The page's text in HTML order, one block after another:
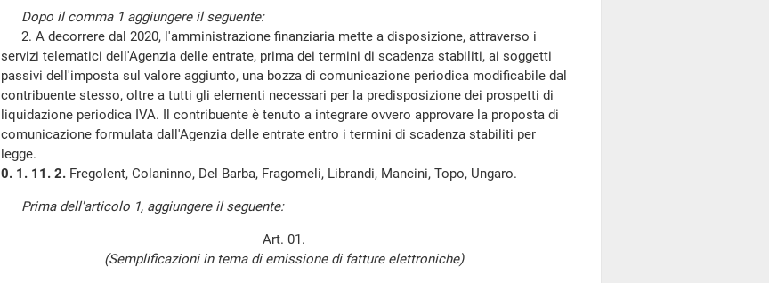
Dopo il comma 1 aggiungere il seguente:
2. A decorrere dal 2020, l'amministrazione finanziaria mette a disposizione, attraverso i
servizi telematici dell'Agenzia delle entrate, prima dei termini di scadenza stabiliti, ai soggetti
passivi dell'imposta sul valore aggiunto, una bozza di comunicazione periodica modificabile dal
contribuente stesso, oltre a tutti gli elementi necessari per la predisposizione dei prospetti di
liquidazione periodica IVA. Il contribuente è tenuto a integrare ovvero approvare la proposta di
comunicazione formulata dall'Agenzia delle entrate entro i termini di scadenza stabiliti per
legge.
0. 1. 11. 2. Fregolent, Colaninno, Del Barba, Fragomeli, Librandi, Mancini, Topo, Ungaro.
Prima dell'articolo 1, aggiungere il seguente:
Art. 01.
(Semplificazioni in tema di emissione di fatture elettroniche)